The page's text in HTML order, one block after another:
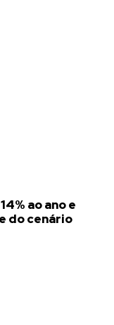
ao ano e
do cenário